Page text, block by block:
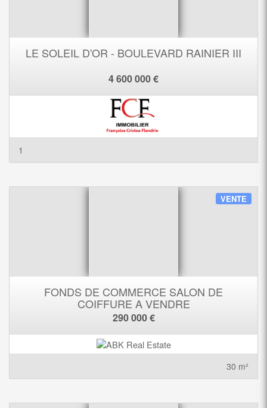
LE SOLEIL D'OR - BOULEVARD RAINIER III
4 600 000 €
1
VENTE
FONDS DE COMMERCE SALON DE
COIFFURE A VENDRE
290 000 €
30 m²